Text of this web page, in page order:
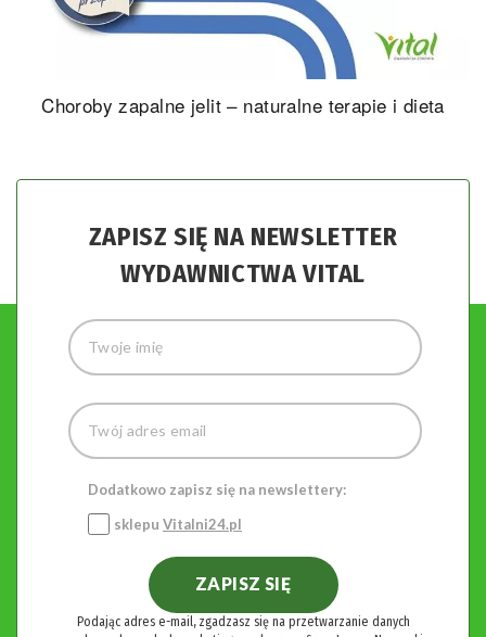
Choroby zapalne jelit – naturalne terapie i dieta
ZAPISZ SIĘ NA NEWSLETTER
WYDAWNICTWA VITAL
Dodatkowo zapisz się na newslettery:
sklepu Vitalni24.pl
ZAPISZ SIĘ
Podając adres e-mail, zgadzasz się na przetwarzanie danych